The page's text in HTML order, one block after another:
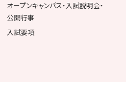
オープンキャンパス・入試説明会・
公開行事
入試要項